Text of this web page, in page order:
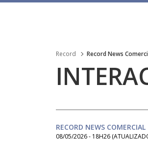
Record Record News
RECORD NEWS COMERCIAL
08/05/2026 - 18H26